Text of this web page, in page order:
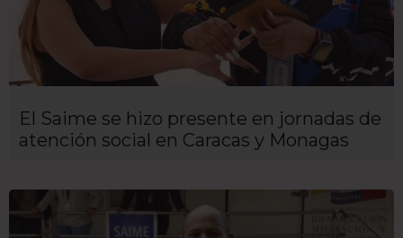
El Saime se hizo presente en jornadas de
atención social en Caracas y Monagas